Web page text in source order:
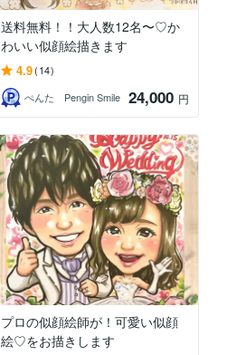
送料無料！！大人数12名〜♡か
わいい似顔絵描きます
4.9(14)
ぺんた Pengin Smile 24,000 円
プロの似顔絵師が！可愛い似顔
絵♡をお描きします